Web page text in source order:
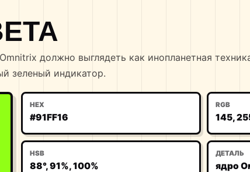
должно выглядеть как инопланетная
зеленый индикатор.
HEX
#91FF16
RGB
145,
HSB
88°, 91%, 100%
ДЕТАЛЬ
ядро